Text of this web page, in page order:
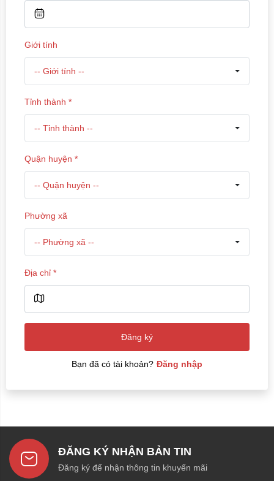
Giới tính
-- Giới tính --
Tỉnh thành *
-- Tỉnh thành --
Quận huyện *
-- Quận huyện --
Phường xã
-- Phường xã --
Địa chỉ *
Đăng ký
Bạn đã có tài khoản? Đăng nhập
ĐĂNG KÝ NHẬN BẢN TIN
Đăng ký để nhận thông tin khuyến mãi